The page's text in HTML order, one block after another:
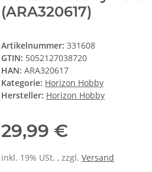
(ARA320617)
Artikelnummer: 331608
GTIN: 5052127038720
HAN: ARA320617
Kategorie: Horizon Hobby
Hersteller: Horizon Hobby
29,99 €
inkl. 19% USt. , zzgl. Versand